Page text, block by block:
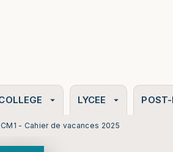
arrow_drop_down LYCEE arrow_drop_down
- Cahier de vacances 2025